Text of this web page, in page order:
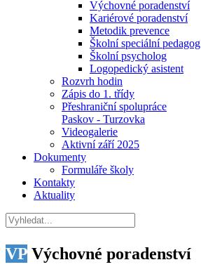
Výchovné poradenství
Kariérové poradenství
Metodik prevence
Školní speciální pedagog
Školní psycholog
Logopedický asistent
Rozvrh hodin
Zápis do 1. třídy
Přeshraniční spolupráce
Paskov - Turzovka
Videogalerie
Aktivní září 2025
Dokumenty
Formuláře školy
Kontakty
Aktuality
VP Výchovné poradenství